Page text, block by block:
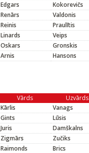
Edgars Kokorevičs
Renārs Valdonis
Reinis Praulītis
Linards Veips
Oskars Gronskis
Arnis Hansons
Vārds Uzvārds
Kārlis Vanags
Gints Lūsis
Juris Damškalns
Zigmārs Zučiks
Raimonds
Brics